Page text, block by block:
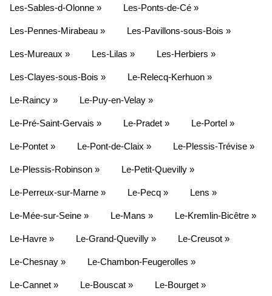
Les-Sables-d-Olonne » Les-Ponts-de-Cé »
Les-Pennes-Mirabeau » Les-Pavillons-sous-Bois »
Les-Mureaux » Les-Lilas » Les-Herbiers »
Les-Clayes-sous-Bois » Le-Relecq-Kerhuon »
Le-Raincy » Le-Puy-en-Velay »
Le-Pré-Saint-Gervais » Le-Pradet » Le-Portel »
Le-Pontet » Le-Pont-de-Claix » Le-Plessis-Trévise »
Le-Plessis-Robinson » Le-Petit-Quevilly »
Le-Perreux-sur-Marne » Le-Pecq » Lens »
Le-Mée-sur-Seine » Le-Mans » Le-Kremlin-Bicêtre »
Le-Havre » Le-Grand-Quevilly » Le-Creusot »
Le-Chesnay » Le-Chambon-Feugerolles »
Le-Cannet » Le-Bouscat » Le-Bourget »